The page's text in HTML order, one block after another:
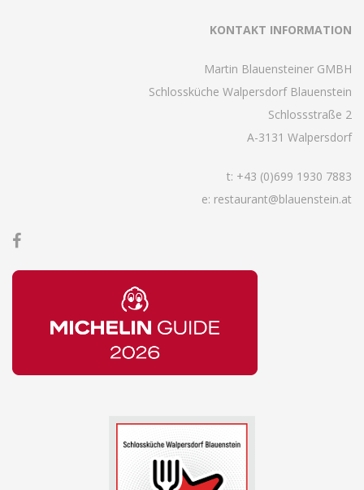
KONTAKT INFORMATION
Martin Blauensteiner GMBH
Schlossküche Walpersdorf Blauenstein
Schlossstraße 2
A-3131 Walpersdorf
t: +43 (0)699 1930 7883
e: restaurant@blauenstein.at